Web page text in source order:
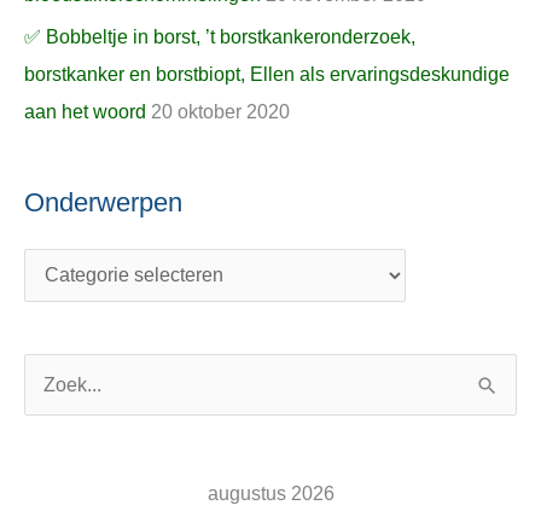
✅ Bobbeltje in borst, ’t borstkankeronderzoek,
borstkanker en borstbiopt, Ellen als ervaringsdeskundige
aan het woord 20 oktober 2020
Onderwerpen
augustus 2026